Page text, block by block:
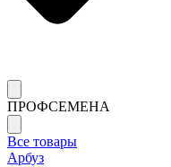
ПРОФСЕМЕНА
Все товары
Арбуз